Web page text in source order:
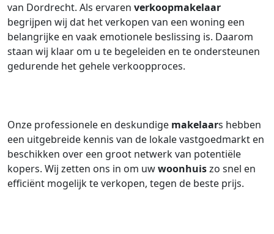
van Dordrecht. Als ervaren verkoopmakelaar
begrijpen wij dat het verkopen van een woning een
belangrijke en vaak emotionele beslissing is. Daarom
staan wij klaar om u te begeleiden en te ondersteunen
gedurende het gehele verkoopproces.
Onze professionele en deskundige makelaars hebben
een uitgebreide kennis van de lokale vastgoedmarkt en
beschikken over een groot netwerk van potentiële
kopers. Wij zetten ons in om uwwoonhuiszo snel en
efficiënt mogelijk te verkopen, tegen de beste prijs.